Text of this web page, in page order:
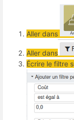
Aller dans
Aller dans
Écrire le filtre